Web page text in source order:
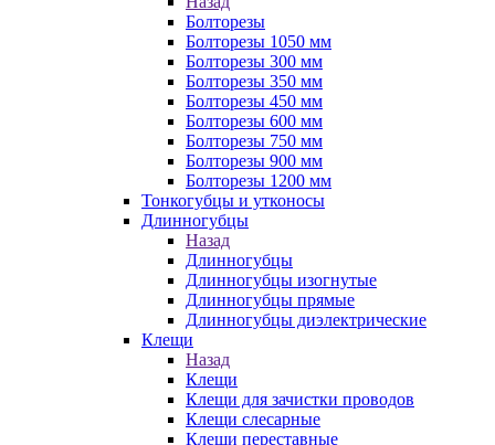
Болторезы
Болторезы 1050 мм
Болторезы 300 мм
Болторезы 350 мм
Болторезы 450 мм
Болторезы 600 мм
Болторезы 750 мм
Болторезы 900 мм
Болторезы 1200 мм
Тонкогубцы и утконосы
Длинногубцы
Назад
Длинногубцы
Длинногубцы изогнутые
Длинногубцы прямые
Длинногубцы диэлектрические
Клещи
Назад
Клещи
Клещи для зачистки проводов
Клещи слесарные
Клещи переставные